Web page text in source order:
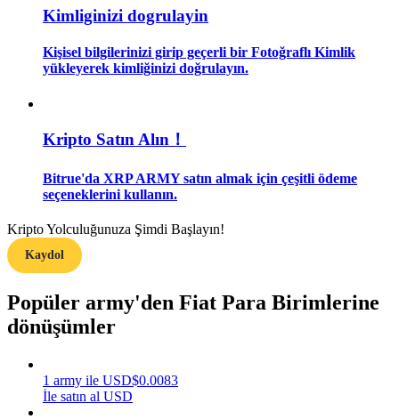
Nasıl kârlı kalabileceğinizi öğrenin
Kazan
Kimliginizi dogrulayin
Kişisel bilgilerinizi girip geçerli bir Fotoğraflı Kimlik
yükleyerek kimliğinizi doğrulayın.
Kripto Satın Alın！
Bitrue'da XRP ARMY satın almak için çeşitli ödeme
seçeneklerini kullanın.
Kripto Yolculuğunuza Şimdi Başlayın!
Kaydol
Popüler army'den Fiat Para Birimlerine
dönüşümler
1 army ile USD$0.0083
İle satın al USD